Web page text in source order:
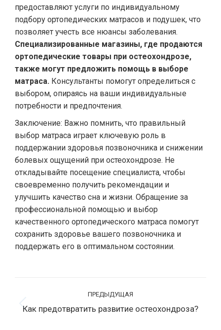
предоставляют услуги по индивидуальному
подбору ортопедических матрасов и подушек, что
позволяет учесть все нюансы заболевания.
Специализированные магазины, где продаются
ортопедические товары при остеохондрозе,
также могут предложить помощь в выборе
матраса. Консультанты помогут определиться с
выбором, опираясь на ваши индивидуальные
потребности и предпочтения.
Заключение: Важно помнить, что правильный
выбор матраса играет ключевую роль в
поддержании здоровья позвоночника и снижении
болевых ощущений при остеохондрозе. Не
откладывайте посещение специалиста, чтобы
своевременно получить рекомендации и
улучшить качество сна и жизни. Обращение за
профессиональной помощью и выбор
качественного ортопедического матраса помогут
сохранить здоровье вашего позвоночника и
поддержать его в оптимальном состоянии.
записям
ПРЕДЫДУЩАЯ
Предыдущая
Как предотвратить развитие остеохондроза?